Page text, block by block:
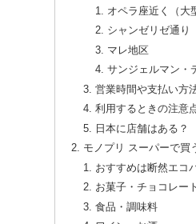
オペラ座近く（大
シャンゼリゼ通り
マレ地区
サンジェルマン・
営業時間や支払い方
利用するときの注意
日本に店舗はある？
モノプリ スーパーで買
おすすめは断然エコ
お菓子・チョコレー
食品・調味料